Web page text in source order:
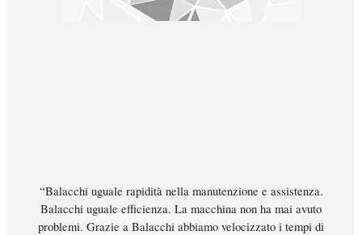
“Balacchi uguale rapidità nella manutenzione e assistenza.
Balacchi uguale efficienza. La macchina non ha mai avuto
problemi. Grazie a Balacchi abbiamo velocizzato i tempi di